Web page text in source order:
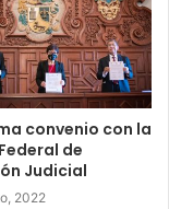
convenio con la
de
Judicial
2022